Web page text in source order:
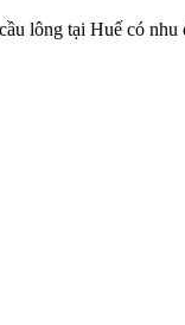
lông tại Huế có